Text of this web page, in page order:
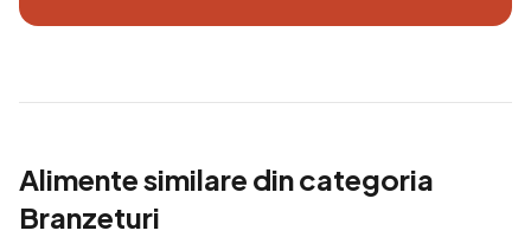
Alimente similare din categoria
Branzeturi